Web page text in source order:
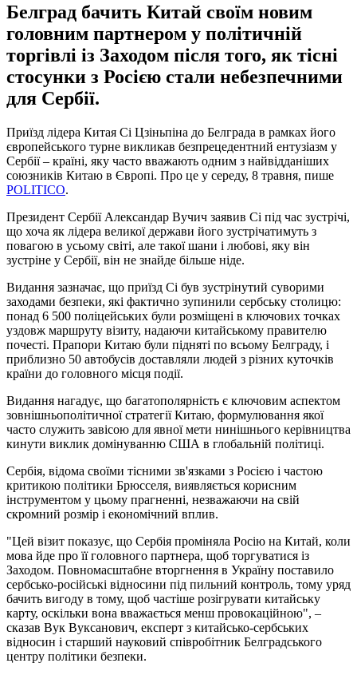
Белград бачить Китай своїм новим
головним партнером у політичній
торгівлі із Заходом після того, як тісні
стосунки з Росією стали небезпечними
для Сербії.
Приїзд лідера Китая Сі Цзіньпіна до Белграда в рамках його
європейського турне викликав безпрецедентний ентузіазм у
Сербії – країні, яку часто вважають одним з найвідданіших
союзників Китаю в Європі. Про це у середу, 8 травня, пише
POLITICO.
Президент Сербії Александар Вучич заявив Сі під час зустрічі,
що хоча як лідера великої держави його зустрічатимуть з
повагою в усьому світі, але такої шани і любові, яку він
зустріне у Сербії, він не знайде більше ніде.
Видання зазначає, що приїзд Сі був зустрінутий суворими
заходами безпеки, які фактично зупинили сербську столицю:
понад 6 500 поліцейських були розміщені в ключових точках
уздовж маршруту візиту, надаючи китайському правителю
почесті. Прапори Китаю були підняті по всьому Белграду, і
приблизно 50 автобусів доставляли людей з різних куточків
країни до головного місця події.
Видання нагадує, що багатополярність є ключовим аспектом
зовнішньополітичної стратегії Китаю, формулювання якої
часто служить завісою для явної мети нинішнього керівництва
кинути виклик домінуванню США в глобальній політиці.
Сербія, відома своїми тісними зв'язками з Росією і частою
критикою політики Брюсселя, виявляється корисним
інструментом у цьому прагненні, незважаючи на свій
скромний розмір і економічний вплив.
"Цей візит показує, що Сербія проміняла Росію на Китай, коли
мова йде про її головного партнера, щоб торгуватися із
Заходом. Повномасштабне вторгнення в Україну поставило
сербсько-російські відносини під пильний контроль, тому уряд
бачить вигоду в тому, щоб частіше розігрувати китайську
карту, оскільки вона вважається менш провокаційною", –
сказав Вук Вуксанович, експерт з китайсько-сербських
відносин і старший науковий співробітник Белградського
центру політики безпеки.